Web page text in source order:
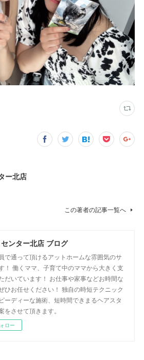
ー北店
この著者の記事一覧へ
ンター北店 ブログ
で通って頂けるアットホームな雰囲気のサ
！ 働くママ、子育て中のママから大きく支
だいています！ お仕事や家事などお時間な
ひお任せください！ 独自の時短テクニック
ーディーな施術、短時間できまるヘアスタ
をさせて頂きます。
ロー